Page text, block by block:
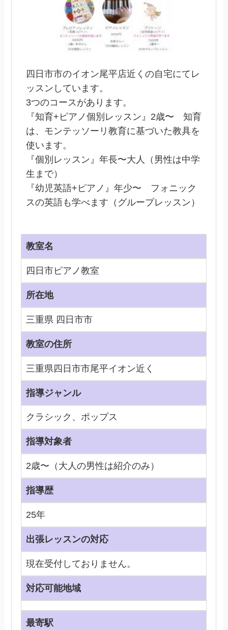
四日市市のイオン尾平店近くの自宅にてレ
ッスンしています。
3つのコースがあります。
『知育+ピアノ個別レッスン』2歳〜 知育
は、モンテッソーリ教育に基づいた教具を
使います。
『個別レッスン』年長〜大人（男性は中学
生まで）
『幼児英語+ピアノ』年少〜 フォニック
スの英語も学べます（グループレッスン）
教室名
四日市ピアノ教室
所在地
三重県 四日市市
教室の住所
三重県四日市市尾平イオン近く
指導ジャンル
クラシック、ポップス
指導対象者
2歳〜（大人の男性は紹介のみ）
指導歴
25年
出張レッスンの対応
現在受付しておりません。
対応可能地域
最寄駅